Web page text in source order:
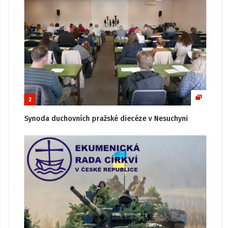
2
Synoda duchovních pražské diecéze v Nesuchyni